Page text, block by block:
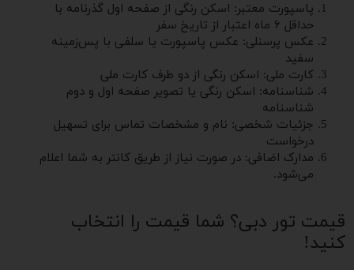
پاسپورت معتبر: اسکن رنگی از صفحه اول گذرنامه با
حداقل ۶ ماه اعتبار از تاریخ سفر
عکس پرسنلی: عکس پاسپورت یا سلفی با پس‌زمینه
سفید
کارت ملی: اسکن رنگی از دو طرف کارت ملی
شناسنامه: اسکن رنگی یا تصویر صفحه اول و دوم
شناسنامه
جزئیات شخصی: نام و مشخصات تماس برای تسهیل
درخواست
مدارک اضافی: در صورت نیاز از طریق کانتر به شما اعلام
می‌شود.
قیمت تور دبی؟ شما قیمت را انتخاب
کنید!